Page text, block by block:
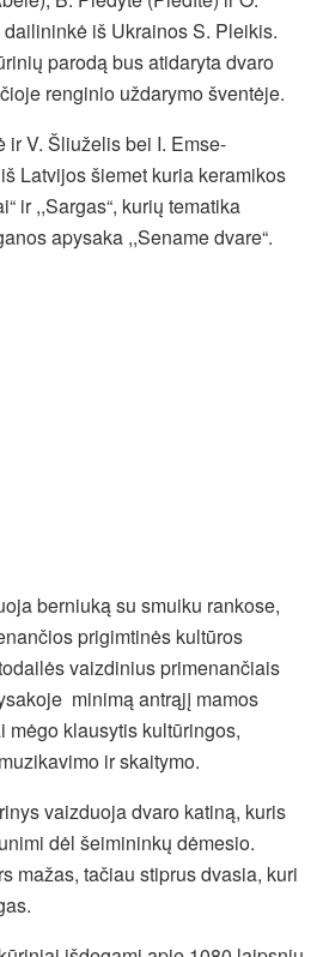
iš Ukrainos S. Pleikis.
parodą bus atidaryta dvaro
renginio uždarymo šventėje.
ir V. Šliuželis bei I. Emse-
Latvijos šiemet kuria keramikos
ir ,,Sargas“, kurių tematika
apysaka ,,Sename dvare“.
berniuką su smuiku rankose,
prigimtinės kultūros
vaizdinius primenančiais
minimą antrąjį mamos
mėgo klausytis kultūringos,
ir skaitymo.
vaizduoja dvaro katiną, kuris
dėl šeimininkų dėmesio.
mažas, tačiau stiprus dvasia, kuri